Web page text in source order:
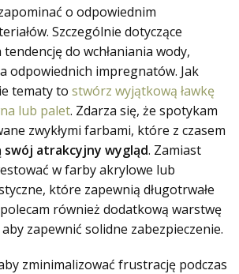
o odpowiednim
Szczególnie dotyczące
do wchłaniania wody,
odpowiednich impregnatów. Jak
tematy to stwórz wyjątkową ławkę
lub palet. Zdarza się, że spotykam
zwykłymi farbami, które z czasem
swój atrakcyjny wygląd. Zamiast
w farby akrylowe lub
które zapewnią długotrwałe
również dodatkową warstwę
zapewnić solidne zabezpieczenie.
zminimalizować frustrację podczas